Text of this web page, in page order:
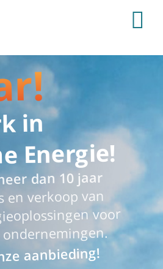
in
Energie!
dan 10 jaar
en verkoop van
voor
aanbieding!